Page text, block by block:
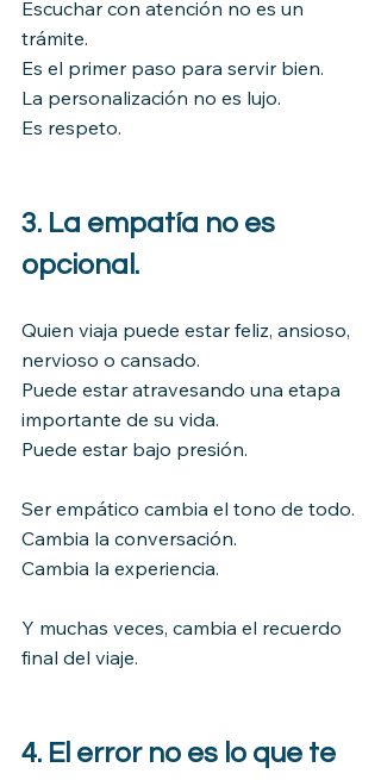
Escuchar con atención no es un
trámite.
Es el primer paso para servir bien.
La personalización no es lujo.
Es respeto.
3. La empatía no es
opcional.
Quien viaja puede estar feliz, ansioso,
nervioso o cansado.
Puede estar atravesando una etapa
importante de su vida.
Puede estar bajo presión.
Ser empático cambia el tono de todo.
Cambia la conversación.
Cambia la experiencia.
Y muchas veces, cambia el recuerdo
final del viaje.
4. El error no es lo que te